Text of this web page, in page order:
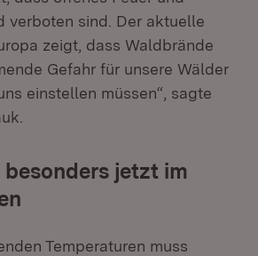
verboten sind. Der aktuelle
zeigt, dass Waldbrände
Gefahr für unsere Wälder
einstellen müssen“, sagte
jetzt im
Temperaturen muss